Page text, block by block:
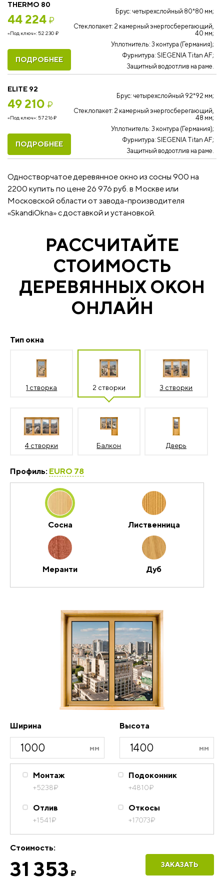
THERMO 80
44 224 ₽
«Под ключ»: 52 230 ₽
Брус: четырехслойный 80*80 мм;
Стеклопакет: 2 камерный энергосберегающий,
40 мм;
Уплотнитель: 3 контура (Германия);
Фурнитура: SIEGENIA Titan AF;
Защитный водоотлив на раме.
ПОДРОБНЕЕ
ELITE 92
49 210 ₽
«Под ключ»: 57 216₽
Брус: четырехслойный 92*92 мм;
Стеклопакет: 2 камерный энергосберегающий,
48 мм;
Уплотнитель: 3 контура (Германия);
Фурнитура: SIEGENIA Titan AF;
Защитный водоотлив на раме.
ПОДРОБНЕЕ
Одностворчатое деревянное окно из сосны 900 на
2200 купить по цене 26 976 руб. в Москве или
Московской области от завода-производителя
«SkandiOkna» с доставкой и установкой.
РАССЧИТАЙТЕ
СТОИМОСТЬ
ДЕРЕВЯННЫХ ОКОН
ОНЛАЙН
Тип окна
1 створка 2 створки 3 створки
4 створки Балкон Дверь
Профиль: EURO 78
Сосна Лиственница
Меранти Дуб
Ширина Высота
Монтаж
+5238₽
Подоконник
+4810₽
Отлив
+1541₽
Откосы
+17073₽
Стоимость:
31 353 ₽
ЗАКАЗАТЬ